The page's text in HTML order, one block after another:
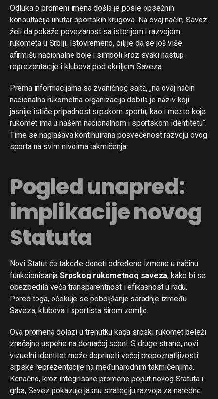
Odluka o promeni imena došla je posle opsežnih
konsultacija unutar sportskih krugova. Na ovaj način, Savez
želi da pokaže povezanost sa istorijom i razvojem
rukometa u Srbiji. Istovremeno, cilj je da se još više
afirmišu nacionalne boje i simboli kroz svaki nastup
reprezentacije i klubova pod okriljem Saveza.
Prema informacijama sa zvaničnog sajta, „na ovaj način
nacionalna rukometna organizacija dobila je naziv koji
jasnije ističe pripadnost srpskom sportu, kao i mesto koje
rukomet ima u našem nacionalnom i sportskom identitetu“.
Time se naglašava kontinuirana posvećenost razvoju ovog
sporta na svim nivoima takmičenja.
Pogled unapred:
implikacije novog
Statuta
Novi Statut će takođe doneti određene izmene u načinu
funkcionisanja Srpskog rukometnog saveza, kako bi se
obezbedila veća transparentnost i efikasnost u radu.
Pored toga, očekuje se poboljšanje saradnje između
Saveza, klubova i sportista širom zemlje.
Ova promena dolazi u trenutku kada srpski rukomet beleži
značajne uspehe na domaćoj sceni. S druge strane, novi
vizuelni identitet može doprineti većoj prepoznatljivosti
srpske reprezentacije na međunarodnim takmičenjima.
Konačno, kroz integrisane promene poput novog Statuta i
grba, Savez pokazuje jasnu strategiju razvoja za naredne